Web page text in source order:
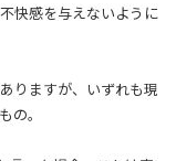
快感を与えないように
りますが、いずれも現
の。